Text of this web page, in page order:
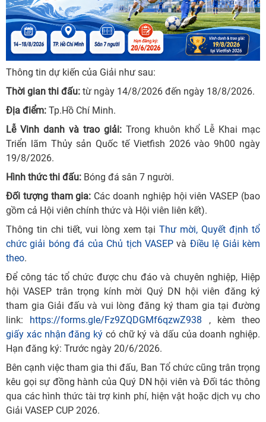
Thông tin dự kiến của Giải như sau:
Thời gian thi đấu: từ ngày 14/8/2026 đến ngày 18/8/2026.
Địa điểm: Tp.Hồ Chí Minh.
Lễ Vinh danh và trao giải: Trong khuôn khổ Lễ Khai mạc
Triển lãm Thủy sản Quốc tế Vietfish 2026 vào 9h00 ngày
19/8/2026.
Hình thức thi đấu: Bóng đá sân 7 người.
Đối tượng tham gia: Các doanh nghiệp hội viên VASEP (bao
gồm cả Hội viên chính thức và Hội viên liên kết).
Thông tin chi tiết, vui lòng xem tại Thư mời, Quyết định tổ
chức giải bóng đá của Chủ tịch VASEPvà Điều lệ Giải kèm
theo.
Để công tác tổ chức được chu đáo và chuyên nghiệp, Hiệp
hội VASEP trân trọng kính mời Quý DN hội viên đăng ký
tham gia Giải đấu và vui lòng đăng ký tham gia tại đường
link: https://forms.gle/Fz9ZQDGMf6qzwZ938 , kèm theo
giấy xác nhận đăng ký có chữ ký và dấu của doanh nghiệp.
Hạn đăng ký: Trước ngày 20/6/2026.
Bên cạnh việc tham gia thi đấu, Ban Tổ chức cũng trân trọng
kêu gọi sự đồng hành của Quý DN hội viên và Đối tác thông
qua các hình thức tài trợ kinh phí, hiện vật hoặc dịch vụ cho
Giải VASEP CUP 2026.